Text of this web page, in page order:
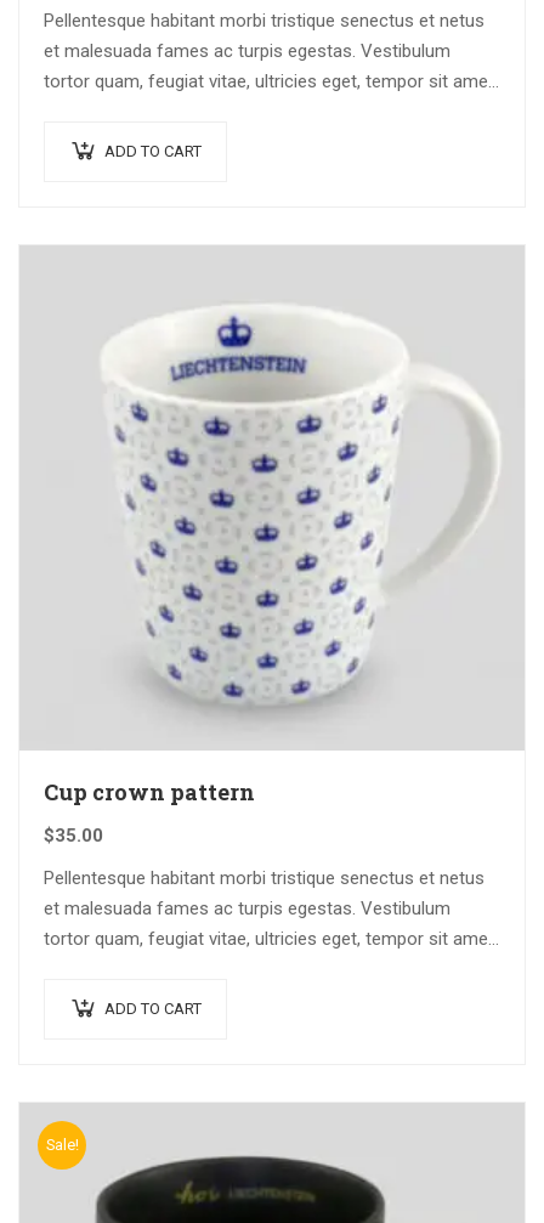
Pellentesque habitant morbi tristique senectus et netus
et malesuada fames ac turpis egestas. Vestibulum
tortor quam, feugiat vitae, ultricies eget, tempor sit amet,
ADD TO CART
Cup crown pattern
$35.00
Pellentesque habitant morbi tristique senectus et netus
et malesuada fames ac turpis egestas. Vestibulum
tortor quam, feugiat vitae, ultricies eget, tempor sit amet,
ADD TO CART
Sale!